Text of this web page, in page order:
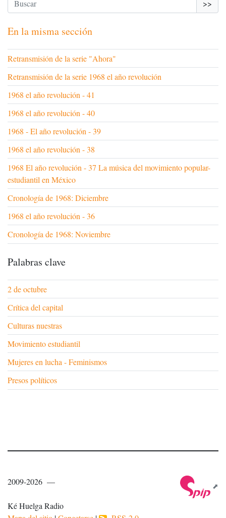
>>
En la misma sección
Retransmisión de la serie "Ahora"
Retransmisión de la serie 1968 el año revolución
1968 el año revolución - 41
1968 el año revolución - 40
1968 - El año revolución - 39
1968 el año revolución - 38
1968 El año revolución - 37 La música del movimiento popular-
estudiantil en México
Cronología de 1968: Diciembre
1968 el año revolución - 36
Cronología de 1968: Noviembre
Palabras clave
2 de octubre
Crítica del capital
Culturas nuestras
Movimiento estudiantil
Mujeres en lucha - Feminismos
Presos políticos
2009-2026 —
Ké Huelga Radio